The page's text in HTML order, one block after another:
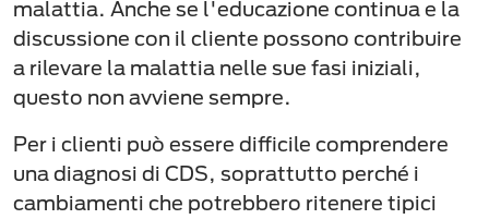
malattia. Anche se l'educazione continua e la
discussione con il cliente possono contribuire
a rilevare la malattia nelle sue fasi iniziali,
questo non avviene sempre.
Per i clienti può essere difficile comprendere
una diagnosi di CDS, soprattutto perché i
cambiamenti che potrebbero ritenere tipici